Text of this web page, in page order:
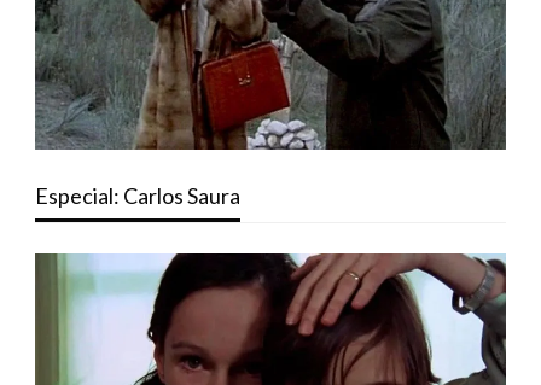
Especial: Carlos Saura